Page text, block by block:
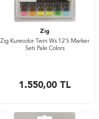
Zig
Zig Kurecolor Twin Ws 12’li Marker
Seti Pale Colors
1.550,00TL